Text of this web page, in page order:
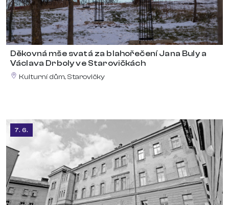
Děkovná mše svatá za blahořečení Jana Buly a
Václava Drboly ve Starovičkách
Kulturní dům, Starovičky
7. 6.